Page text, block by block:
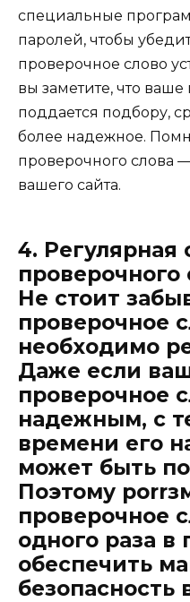
специальные
паролей, чтобы
проверочное слово
вы заметите, что
поддается подбору,
более надежное.
проверочного слова —
вашего сайта.
4. Регулярная
проверочного
Не стоит
проверочное
необходимо
Даже если
проверочное
надежным, с
времени его
может быть
Поэтому
проверочное
одного раза в
обеспечить
безопасность